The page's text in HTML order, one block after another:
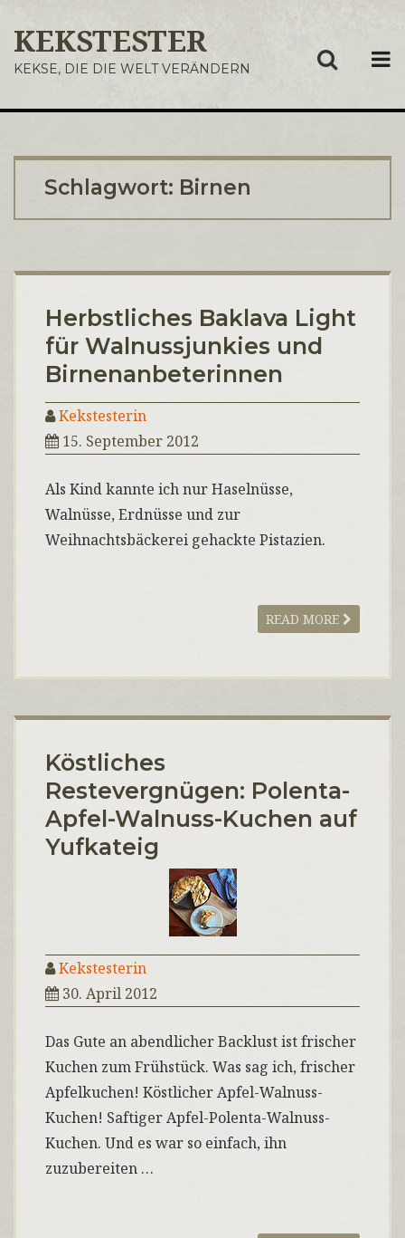
KEKSTESTER
KEKSE, DIE DIE WELT VERÄNDERN
Schlagwort: Birnen
Herbstliches Baklava Light
für Walnussjunkies und
Birnenanbeterinnen
Kekstesterin
15. September 2012
Als Kind kannte ich nur Haselnüsse,
Walnüsse, Erdnüsse und zur
Weihnachtsbäckerei gehackte Pistazien.
READ MORE
Köstliches
Restevergnügen: Polenta-
Apfel-Walnuss-Kuchen auf
Yufkateig
Kekstesterin
30. April 2012
Das Gute an abendlicher Backlust ist frischer
Kuchen zum Frühstück. Was sag ich, frischer
Apfelkuchen! Köstlicher Apfel-Walnuss-
Kuchen! Saftiger Apfel-Polenta-Walnuss-
Kuchen. Und es war so einfach, ihn
zuzubereiten …